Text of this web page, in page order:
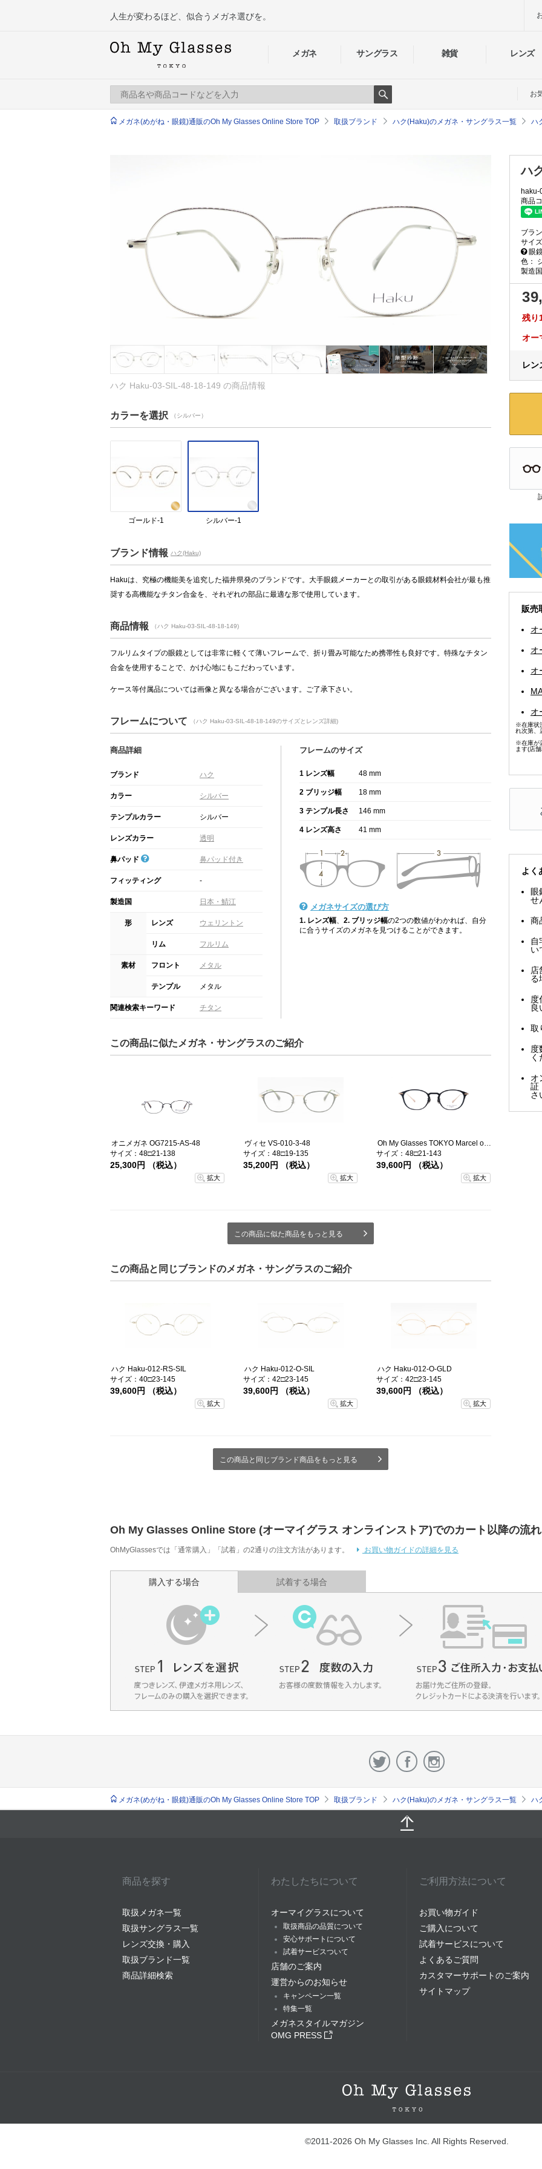
メガネ サングラス 雑貨 レンズ
人生が変わるほど、似合うメガネ選びを。
Search
お
メガネ(めがね・眼鏡)通販のOh My Glasses Online Store TOP 取扱ブランド ハク(Haku)のメガネ・サングラス一覧 ハ
ハ
haku-
商品
ブラ
サイ
眼
色：
製造
ハク Haku-03-SIL-48-18-149 の商品情報
カラーを選択 （シルバー）
ゴールド-1 シルバー-1
ブランド情報 ハク(Haku)
Hakuは、究極の機能美を追究した福井県発のブランドです。大手眼鏡メーカーとの取引がある眼鏡材料会社が最も推
奨する高機能なチタン合金を、それぞれの部品に最適な形で使用しています。
商品情報 （ハク Haku-03-SIL-48-18-149)
フルリムタイプの眼鏡としては非常に軽くて薄いフレームで、折り畳み可能なため携帯性も良好です。特殊なチタン
合金を使用することで、かけ心地にもこだわっています。
ケース等付属品については画像と異なる場合がございます。ご了承下さい。
フレームについて （ハク Haku-03-SIL-48-18-149のサイズとレンズ詳細)
商品詳細
ブランド ハク
カラー シルバー
テンプルカラー シルバー
レンズカラー 透明
鼻パッド 鼻パッド付き
フィッティング -
製造国 日本・鯖江
形 レンズ ウェリントン
リム フルリム
素材 フロント メタル
テンプル メタル
関連検索キーワード チタン
フレームのサイズ
1 レンズ幅 48 mm
2 ブリッジ幅 18 mm
3 テンプル長さ 146 mm
4 レンズ高さ 41 mm
メガネサイズの選び方
1. レンズ幅 2. ブリッジ幅の2つの数値がわかれば、自分
に合うサイズのメガネを見つけることができます。
この商品に似たメガネ・サングラスのご紹介
オニメガネ OG7215-AS-48
サイズ：48□21-138
25,300円 （税込）
拡大
ヴィセ VS-010-3-48
サイズ：48□19-135
35,200円 （税込）
拡大
Oh My Glasses TOKYO Marcel omg-144-BKGD-48
サイズ：48□21-143
39,600円 （税込）
拡大
この商品に似た商品をもっと見る
この商品と同じブランドのメガネ・サングラスのご紹介
ハク Haku-012-RS-SIL
サイズ：40□23-145
39,600円 （税込）
拡大
ハク Haku-012-O-SIL
サイズ：42□23-145
39,600円 （税込）
拡大
ハク Haku-012-O-GLD
サイズ：42□23-145
39,600円 （税込）
拡大
この商品と同じブランド商品をもっと見る
残り
オー
レ
販売
オ
オ
オ
オ
※在庫状
れ次第、
※在庫が
ます(店
よく
眼
せ
商
自
い
店
る
度
良
取
度
く
オ
証
さ
Oh My Glasses Online Store (オーマイグラス オンラインストア)でのカート以降の流れ
OhMyGlassesでは「通常購入」「試着」の2通りの注文方法があります。 お買い物ガイドの詳細を見る
購入する場合 試着する場合
メガネ(めがね・眼鏡)通販のOh My Glasses Online Store TOP 取扱ブランド ハク(Haku)のメガネ・サングラス一覧 ハ
商品を探す
取扱メガネ一覧
取扱サングラス一覧
レンズ交換・購入
取扱ブランド一覧
商品詳細検索
わたしたちについて
オーマイグラスについて
取扱商品の品質について
安心サポートについて
試着サービスついて
店舗のご案内
運営からのお知らせ
キャンペーン一覧
特集一覧
メガネスタイルマガジン
OMG PRESS
ご利用方法について
お買い物ガイド
ご購入について
試着サービスについて
よくあるご質問
カスタマーサポートのご案内
サイトマップ
©2011-2026 Oh My Glasses Inc. All Rights Reserved.